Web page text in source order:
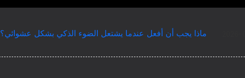
ماذا يجب أن أفعل عندما يشتعل الضوء الذكي بشكل عشوائي؟